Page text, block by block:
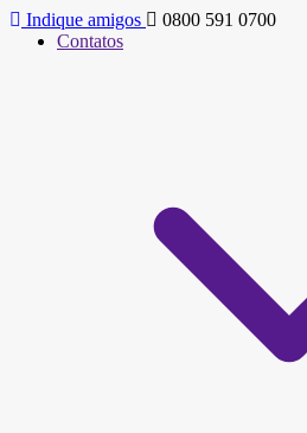
Indique amigos
0800 591 0700
Contatos